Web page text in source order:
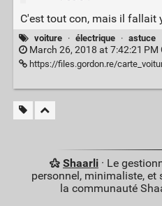
C'est tout con, mais il fallait
voiture · électrique · astuce
March 26, 2018 at 7:42:21 PM
https://files.gordon.re/
Shaarli· Le
personnel, minimaliste, et
la communauté